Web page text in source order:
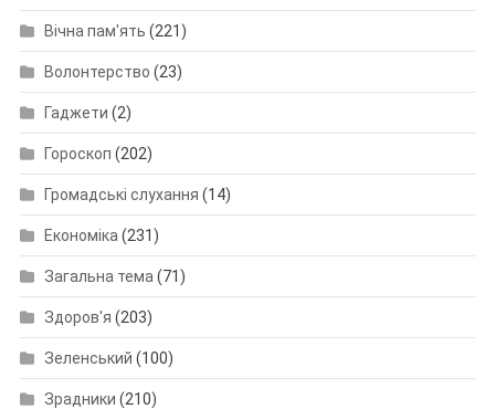
Вічна пам'ять (221)
Волонтерство (23)
Гаджети (2)
Гороскоп (202)
Громадські слухання (14)
Економіка (231)
Загальна тема (71)
Здоров'я (203)
Зеленський (100)
Зрадники (210)